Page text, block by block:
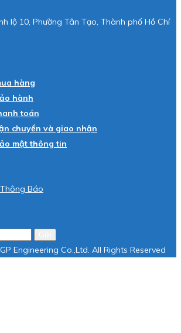
lộ 10, Phường Tân Tạo, Thành phố Hồ Chí
hàng
hành
toán
chuyển và giao nhận
mật thông tin
Engineering Co.,Ltd. All Rights Reserved